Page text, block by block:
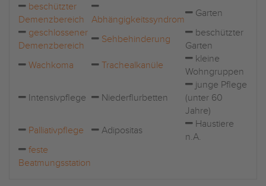
beschützter
Demenzbereich
Abhängigkeitssyndrom
Garten
geschlossener
Demenzbereich
Sehbehinderung
beschützter
Garten
Wachkoma
Trachealkanüle
kleine
Wohngruppen
Intensivpflege Niederflurbetten
junge Pflege
(unter 60
Jahre)
Palliativpflege
Adipositas
Haustiere
n.A.
feste
Beatmungsstation